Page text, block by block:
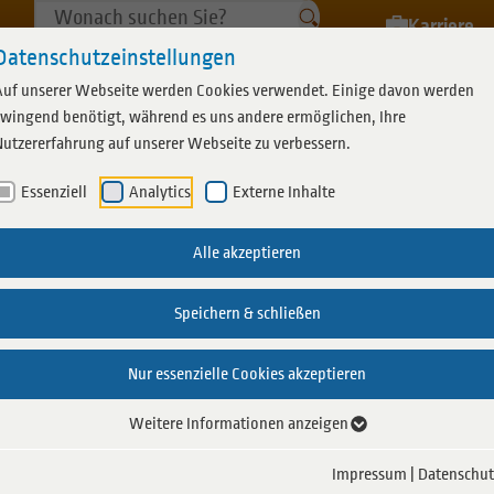
unserer Webseite werden Cookies verwendet. Einige davon werden
benötigt, während es uns andere ermöglichen, Ihre
auf unserer Webseite zu verbessern.
Essenziell Analytics Externe Inhalte
Alle akzeptieren
Speichern & schließen
Nur essenzielle Cookies akzeptieren
Weitere Informationen anzeigen
Impressum
Karriere
Events
Schwimmkurse
Weitere
Bäder im
Coesauna
Alles für Ihren Besuch
Veranstaltungen
Gastronomie
Leider konnte kein Event gefunden werden.